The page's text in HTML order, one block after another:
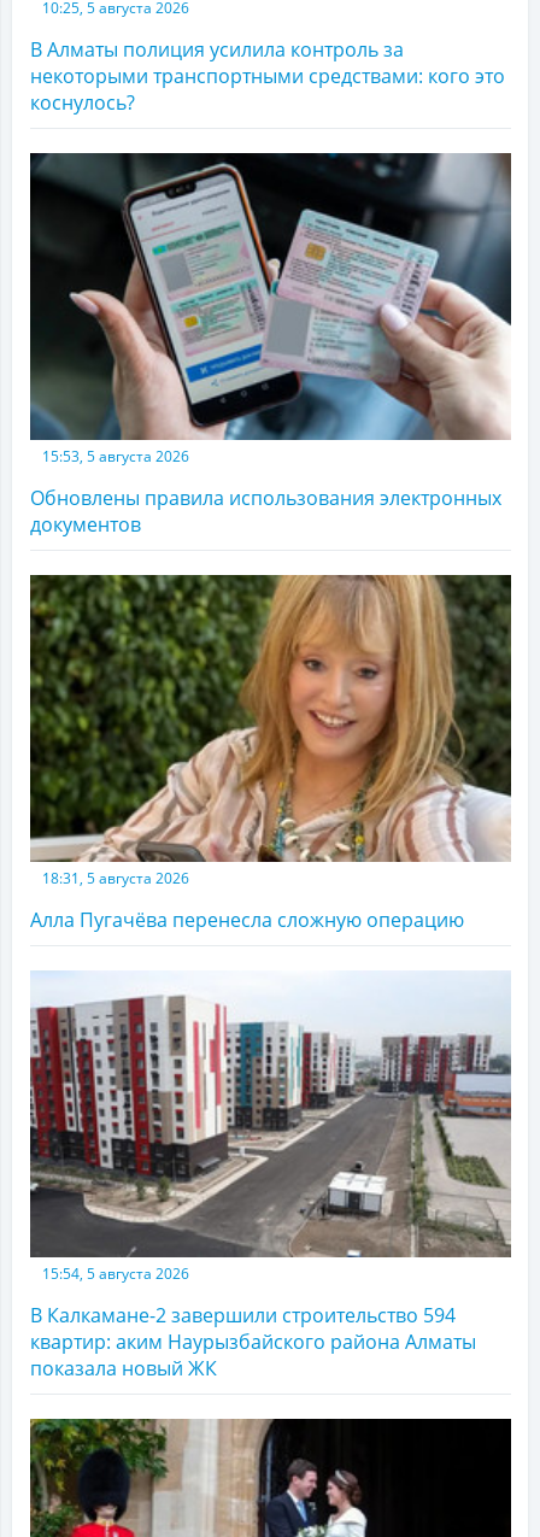
10:25, 5 августа 2026
В Алматы полиция усилила контроль за
некоторыми транспортными средствами: кого это
коснулось?
15:53, 5 августа 2026
Обновлены правила использования электронных
документов
18:31, 5 августа 2026
Алла Пугачёва перенесла сложную операцию
15:54, 5 августа 2026
В Калкамане-2 завершили строительство 594
квартир: аким Наурызбайского района Алматы
показала новый ЖК